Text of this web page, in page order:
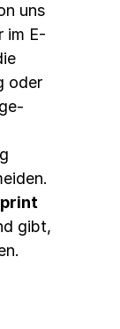
uns
im E-
oder
gibt,